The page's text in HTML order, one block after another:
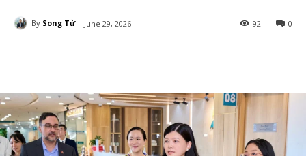
By Song Tử June 29, 2026 0
92